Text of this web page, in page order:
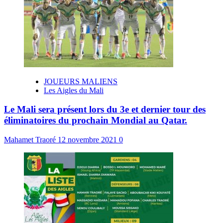
JOUEURS MALIENS
Les Aigles du Mali
Le Mali sera présent lors du 3e et dernier tour des
éliminatoires du prochain Mondial au Qatar.
Mahamet Traoré 12 novembre 2021 0